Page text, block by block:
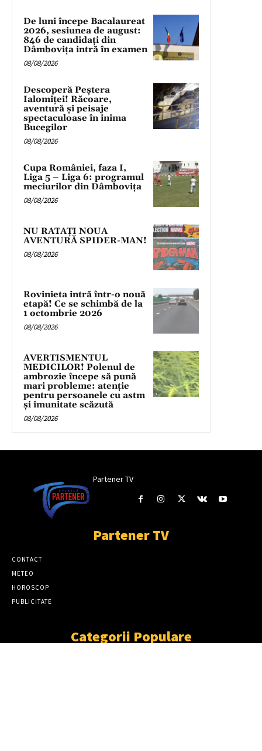
De luni începe Bacalaureat
2026, sesiunea de august:
846 de candidați din
Dâmbovița intră în examen
08/08/2026
Descoperă Peștera
Ialomiței! Răcoare,
aventură și peisaje
spectaculoase în inima
Bucegilor
08/08/2026
Cupa României, faza I,
Liga 5 – Liga 6: programul
meciurilor din Dâmbovița
08/08/2026
NU RATAȚI NOUA
AVENTURĂ SPIDER-MAN!
08/08/2026
Rovinieta intră într-o nouă
etapă! Ce se schimbă de la
1 octombrie 2026
08/08/2026
AVERTISMENTUL
MEDICILOR! Polenul de
ambrozie începe să pună
mari probleme: atenție
pentru persoanele cu astm
și imunitate scăzută
08/08/2026
Partener TV
Partener TV
CONTACT
METEO
HOROSCOP
PUBLICITATE
Categorii Populare